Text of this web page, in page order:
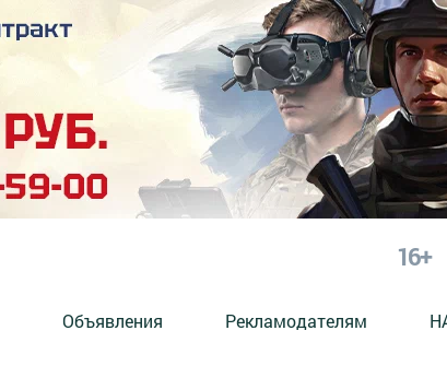
16+
Объявления Рекламодателям